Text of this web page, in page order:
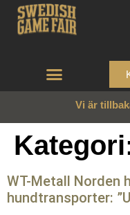
Vi är
WT-Metall Norden
hundtransporter: